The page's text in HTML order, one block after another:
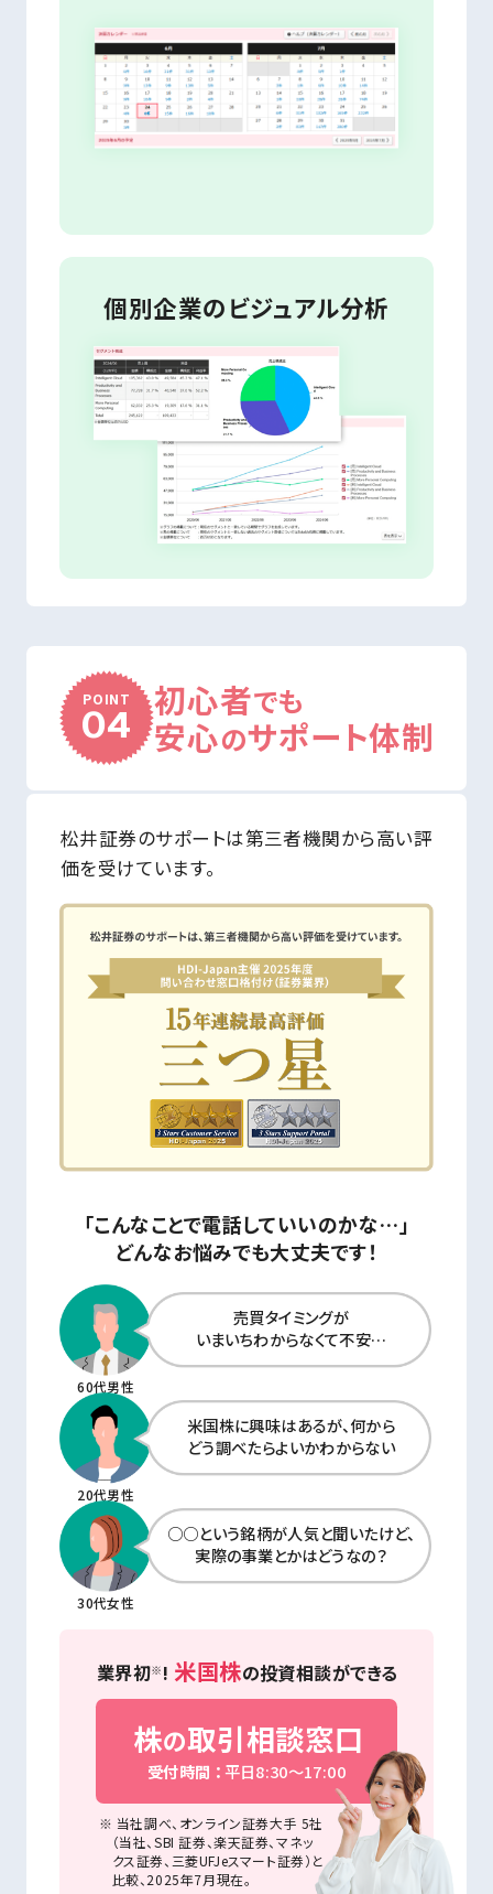
個別企業のビジュアル分析
POINT
04
初心者でも
安心のサポート体制
松井証券のサポートは第三者機関から高い評
価を受けています。
「こんなことで電話していいのかな…」
どんなお悩みでも大丈夫です！
売買タイミングが
いまいちわからなくて不安…
60代男性
米国株に興味はあるが、何から
どう調べたらよいかわからない
20代男性
○○という銘柄が人気と聞いたけど、
実際の事業とかはどうなの？
30代女性
業界初※ ! 米国株の投資相談ができる
株の取引相談窓口
受付時間 ： 平日8:30～17:00
当社調べ、オンライン証券大手 5社
（当社、SBI 証券、楽天証券、マネッ
クス証券、三菱UFJeスマート証券）と
比較、2025年7月現在。